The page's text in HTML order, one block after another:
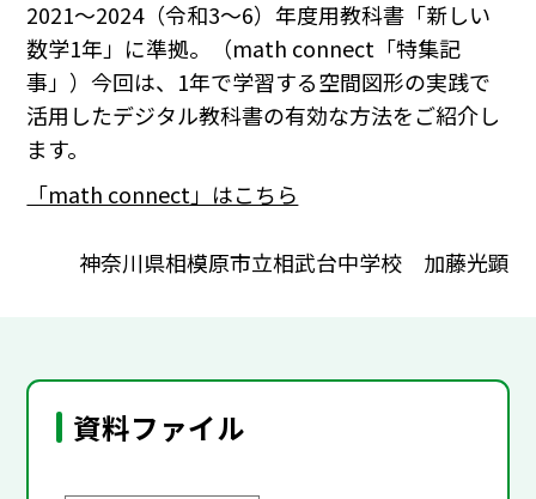
2021～2024（令和3～6）年度用教科書「新しい
数学1年」に準拠。（math connect「特集記
事」）今回は、1年で学習する空間図形の実践で
活用したデジタル教科書の有効な方法をご紹介し
ます。
「math connect」はこちら
神奈川県相模原市立相武台中学校 加藤光顕
資料ファイル